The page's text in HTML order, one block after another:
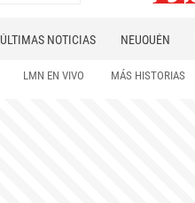
ÚLTIMAS NOTICIAS NEUQUÉN
LMN EN VIVO MÁS HISTORIAS